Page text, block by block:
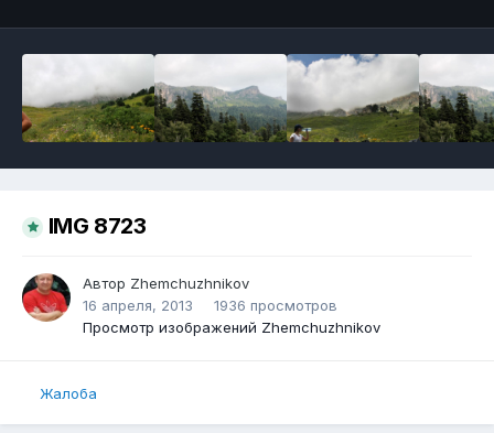
IMG 8723
Автор Zhemchuzhnikov
16 апреля, 2013
1936 просмотров
Просмотр изображений Zhemchuzhnikov
Жалоба